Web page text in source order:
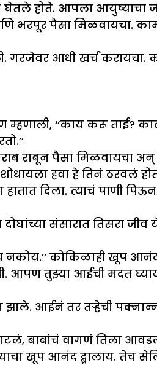
घेतले होते. आपला
पैसा मिळवायचा.
गरजेवर आधी खर्च
‘‘काय करू ताई?
राबून पैसा मिळवायचा
हवा हे तिनं ठरवलं
दिला. त्याचं पाणी
संसारात तिसरा
कोकिळाही खूप
तुझ्या आईची मदत
झाले. आईनं तर तऱ्हेची
बाबांचं वागणं तिला
खूप आनंद द्ब्रालाय. तेच